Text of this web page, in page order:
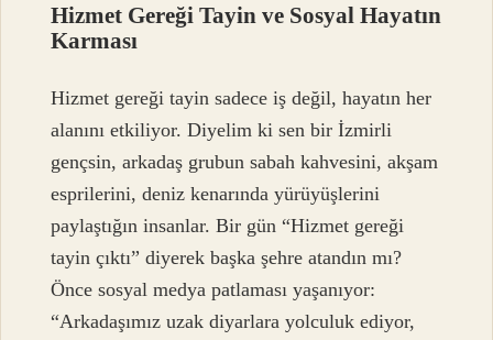
Hizmet Gereği Tayin ve Sosyal Hayatın
Karması
Hizmet gereği tayin sadece iş değil, hayatın her
alanını etkiliyor. Diyelim ki sen bir İzmirli
gençsin, arkadaş grubun sabah kahvesini, akşam
esprilerini, deniz kenarında yürüyüşlerini
paylaştığın insanlar. Bir gün “Hizmet gereği
tayin çıktı” diyerek başka şehre atandın mı?
Önce sosyal medya patlaması yaşanıyor:
“Arkadaşımız uzak diyarlara yolculuk ediyor,